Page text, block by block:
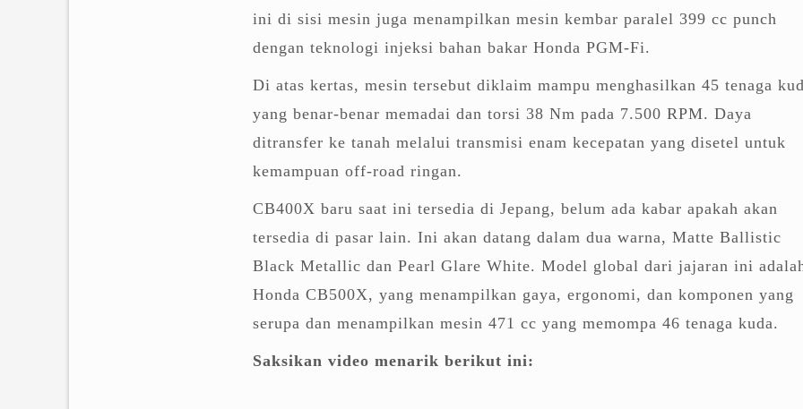
ini di sisi mesin juga menampilkan mesin kembar paralel 399 cc punch
dengan teknologi injeksi bahan bakar Honda PGM-Fi.
Di atas kertas, mesin tersebut diklaim mampu menghasilkan 45 tenaga
yang benar-benar memadai dan torsi 38 Nm pada 7.500 RPM. Daya
ditransfer ke tanah melalui transmisi enam kecepatan yang disetel untuk
kemampuan off-road ringan.
CB400X baru saat ini tersedia di Jepang, belum ada kabar apakah akan
tersedia di pasar lain. Ini akan datang dalam dua warna, Matte Ballistic
Black Metallic dan Pearl Glare White. Model global dari jajaran ini
Honda CB500X, yang menampilkan gaya, ergonomi, dan komponen yang
serupa dan menampilkan mesin 471 cc yang memompa 46 tenaga kuda.
Saksikan video menarik berikut ini: